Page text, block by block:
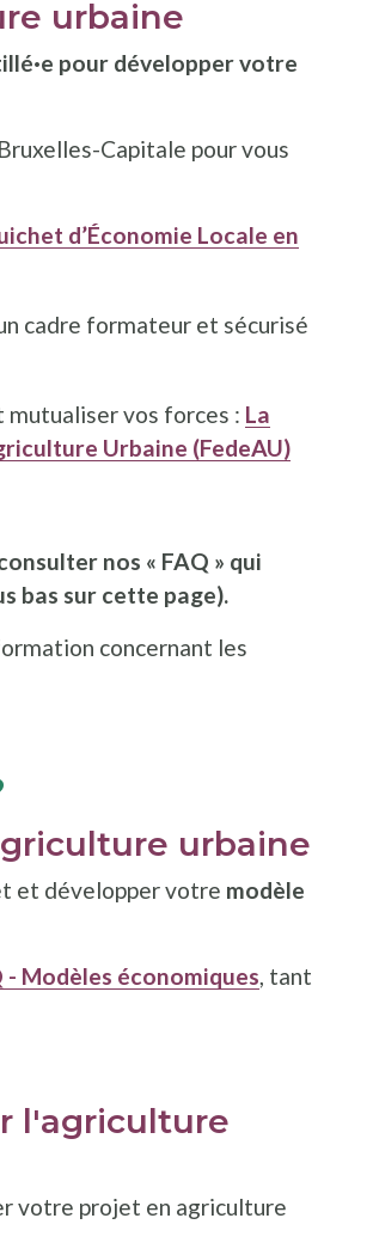
urbaine
pour développer votre
Capitale pour vous
d’Économie Locale en
cadre formateur et sécurisé
mutualiser vos forces : La
Urbaine (FedeAU)
nos « FAQ » qui
bas sur cette page).
concernant les
urbaine
et développer votre modèle
- Modèles économiques, tant
l'agriculture
votre projet en agriculture